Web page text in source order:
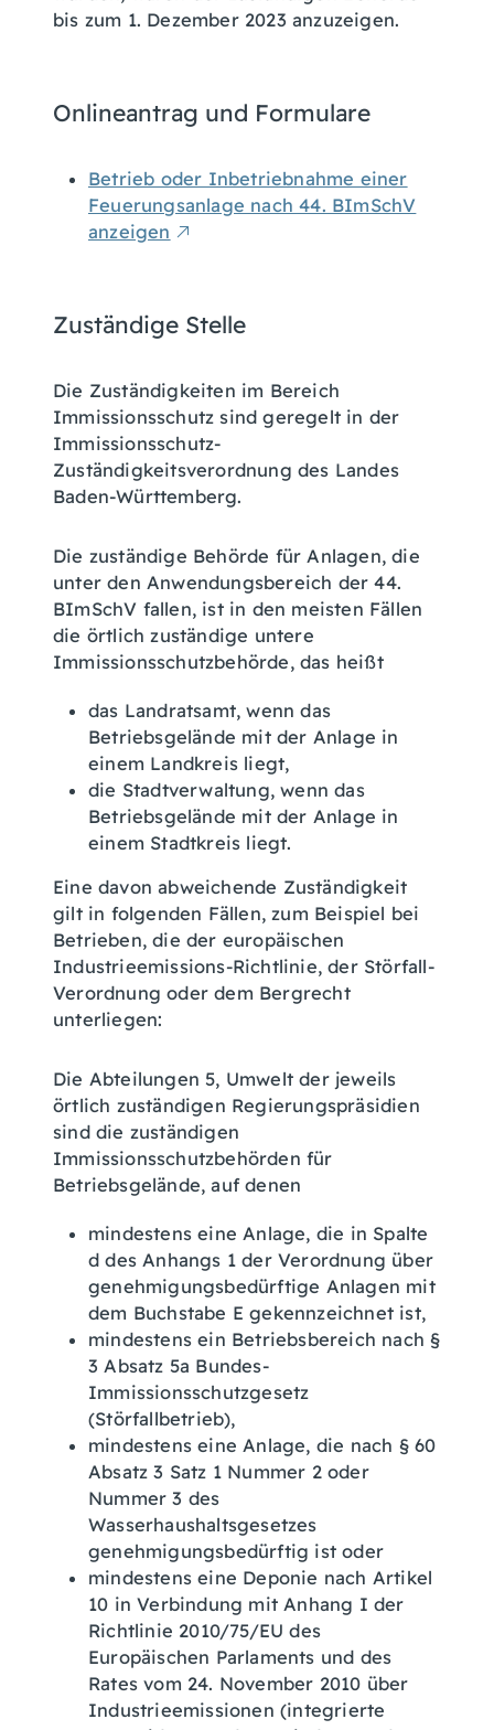
bis zum 1. Dezember 2023 anzuzeigen.
Onlineantrag und Formulare
Betrieb oder Inbetriebnahme einer
Feuerungsanlage nach 44. BImSchV
anzeigen
Zuständige Stelle
Die Zuständigkeiten im Bereich
Immissionsschutz sind geregelt in der
Immissionsschutz-
Zuständigkeitsverordnung des Landes
Baden-Württemberg.
Die zuständige Behörde für Anlagen, die
unter den Anwendungsbereich der 44.
BImSchV fallen, ist in den meisten Fällen
die örtlich zuständige untere
Immissionsschutzbehörde, das heißt
das Landratsamt, wenn das
Betriebsgelände mit der Anlage in
einem Landkreis liegt,
die Stadtverwaltung, wenn das
Betriebsgelände mit der Anlage in
einem Stadtkreis liegt.
Eine davon abweichende Zuständigkeit
gilt in folgenden Fällen, zum Beispiel bei
Betrieben, die der europäischen
Industrieemissions-Richtlinie, der Störfall-
Verordnung oder dem Bergrecht
unterliegen:
Die Abteilungen 5, Umwelt der jeweils
örtlich zuständigen Regierungspräsidien
sind die zuständigen
Immissionsschutzbehörden für
Betriebsgelände, auf denen
mindestens eine Anlage, die in Spalte
d des Anhangs 1 der Verordnung über
genehmigungsbedürftige Anlagen mit
dem Buchstabe E gekennzeichnet ist,
mindestens ein Betriebsbereich nach §
3 Absatz 5a Bundes-
Immissionsschutzgesetz
(Störfallbetrieb),
mindestens eine Anlage, die nach § 60
Absatz 3 Satz 1 Nummer 2 oder
Nummer 3 des
Wasserhaushaltsgesetzes
genehmigungsbedürftig ist oder
mindestens eine Deponie nach Artikel
10 in Verbindung mit Anhang I der
Richtlinie 2010/75/EU des
Europäischen Parlaments und des
Rates vom 24. November 2010 über
Industrieemissionen (integrierte